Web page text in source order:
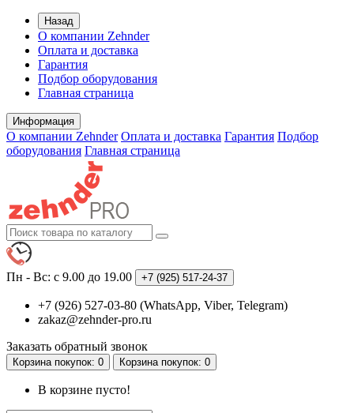
Назад
О компании Zehnder
Оплата и доставка
Гарантия
Подбор оборудования
Главная страница
Информация
О компании Zehnder Оплата и доставка Гарантия Подбор
оборудования Главная страница
Пн - Вс: с 9.00 до 19.00 +7 (925) 517-24-37
+7 (926) 527-03-80 (WhatsApp, Viber, Telegram)
zakaz@zehnder-pro.ru
Заказать обратный звонок
Корзинапокупок: 0 Корзинапокупок: 0
В корзине пусто!